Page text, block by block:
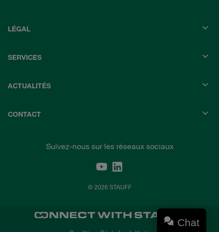
LÉGAL
SERVICES
ACTUALITÉS
CONTACT
Suivez-nous sur les réseaux sociaux
© 2026 STAUFF
Chat